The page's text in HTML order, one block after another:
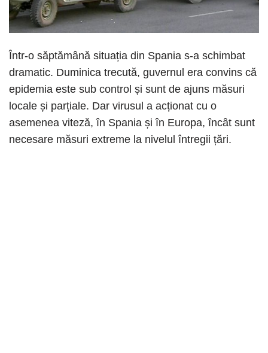
Într-o săptămână situația din Spania s-a schimbat
dramatic. Duminica trecută, guvernul era convins că
epidemia este sub control și sunt de ajuns măsuri
locale și parțiale. Dar virusul a acționat cu o
asemenea viteză, în Spania și în Europa, încât sunt
necesare măsuri extreme la nivelul întregii țări.